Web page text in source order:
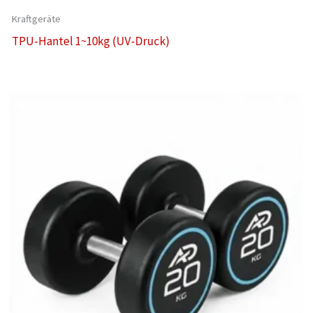
Kraftgeräte
TPU-Hantel 1~10kg (UV-Druck)